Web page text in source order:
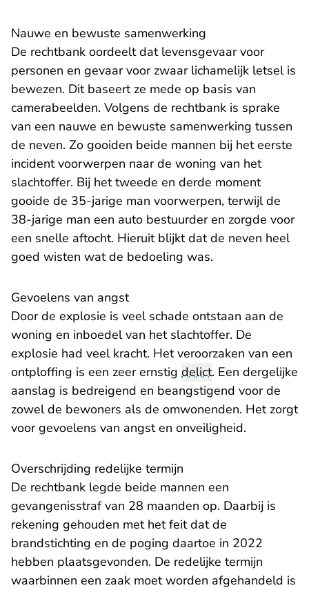
Nauwe en bewuste samenwerking
De rechtbank oordeelt dat levensgevaar voor
personen en gevaar voor zwaar lichamelijk letsel is
bewezen. Dit baseert ze mede op basis van
camerabeelden. Volgens de rechtbank is sprake
van een nauwe en bewuste samenwerking tussen
de neven. Zo gooiden beide mannen bij het eerste
incident voorwerpen naar de woning van het
slachtoffer. Bij het tweede en derde moment
gooide de 35-jarige man voorwerpen, terwijl de
38-jarige man een auto bestuurder en zorgde voor
een snelle aftocht. Hieruit blijkt dat de neven heel
goed wisten wat de bedoeling was.
Gevoelens van angst
Door de explosie is veel schade ontstaan aan de
woning en inboedel van het slachtoffer. De
explosie had veel kracht. Het veroorzaken van een
ontploffing is een zeer ernstig delict. Een dergelijke
aanslag is bedreigend en beangstigend voor de
zowel de bewoners als de omwonenden. Het zorgt
voor gevoelens van angst en onveiligheid.
Overschrijding redelijke termijn
De rechtbank legde beide mannen een
gevangenisstraf van 28 maanden op. Daarbij is
rekening gehouden met het feit dat de
brandstichting en de poging daartoe in 2022
hebben plaatsgevonden. De redelijke termijn
waarbinnen een zaak moet worden afgehandeld is